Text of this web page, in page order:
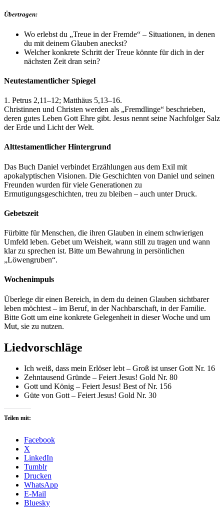
Übertragen:
Wo erlebst du „Treue in der Fremde“ – Situationen, in denen
du mit deinem Glauben aneckst?
Welcher konkrete Schritt der Treue könnte für dich in der
nächsten Zeit dran sein?
Neutestamentlicher Spiegel
1. Petrus 2,11–12; Matthäus 5,13–16.
Christinnen und Christen werden als „Fremdlinge“ beschrieben,
deren gutes Leben Gott Ehre gibt. Jesus nennt seine Nachfolger Salz
der Erde und Licht der Welt.
Alttestamentlicher Hintergrund
Das Buch Daniel verbindet Erzählungen aus dem Exil mit
apokalyptischen Visionen. Die Geschichten von Daniel und seinen
Freunden wurden für viele Generationen zu
Ermutigungsgeschichten, treu zu bleiben – auch unter Druck.
Gebetszeit
Fürbitte für Menschen, die ihren Glauben in einem schwierigen
Umfeld leben. Gebet um Weisheit, wann still zu tragen und wann
klar zu sprechen ist. Bitte um Bewahrung in persönlichen
„Löwengruben“.
Wochenimpuls
Überlege dir einen Bereich, in dem du deinen Glauben sichtbarer
leben möchtest – im Beruf, in der Nachbarschaft, in der Familie.
Bitte Gott um eine konkrete Gelegenheit in dieser Woche und um
Mut, sie zu nutzen.
Liedvorschläge
Ich weiß, dass mein Erlöser lebt – Groß ist unser Gott Nr. 16
Zehntausend Gründe – Feiert Jesus! Gold Nr. 80
Gott und König – Feiert Jesus! Best of Nr. 156
Güte von Gott – Feiert Jesus! Gold Nr. 30
Teilen mit:
Facebook
X
LinkedIn
Tumblr
Drucken
WhatsApp
E-Mail
Bluesky